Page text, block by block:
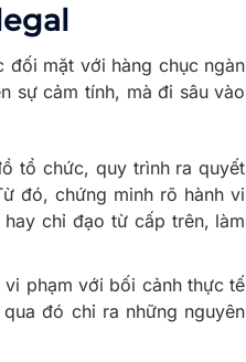
đối mặt với hàng chục ngàn
sự cảm tính, mà đi sâu vào
tổ chức, quy trình ra quyết
đó, chứng minh rõ hành vi
chỉ đạo từ cấp trên, làm
phạm với bối cảnh thực tế
đó chỉ ra những nguyên